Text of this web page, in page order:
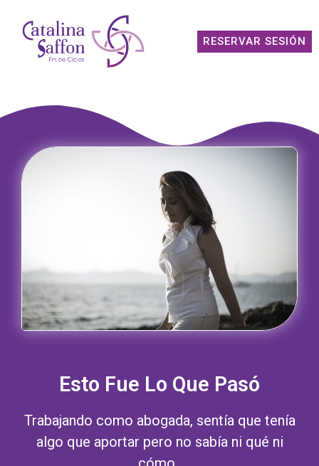
RESERVAR SESIÓN
Esto Fue Lo Que Pasó
Trabajando como abogada, sentía que tenía
algo que aportar pero no sabía ni qué ni